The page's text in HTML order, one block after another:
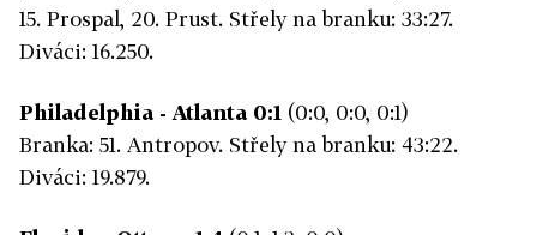
15. Prospal, 20. Prust. Střely na branku: 33:27.
Diváci: 16.250.
Philadelphia - Atlanta 0:1 (0:0, 0:0, 0:1)
Branka: 51. Antropov. Střely na branku: 43:22.
Diváci: 19.879.